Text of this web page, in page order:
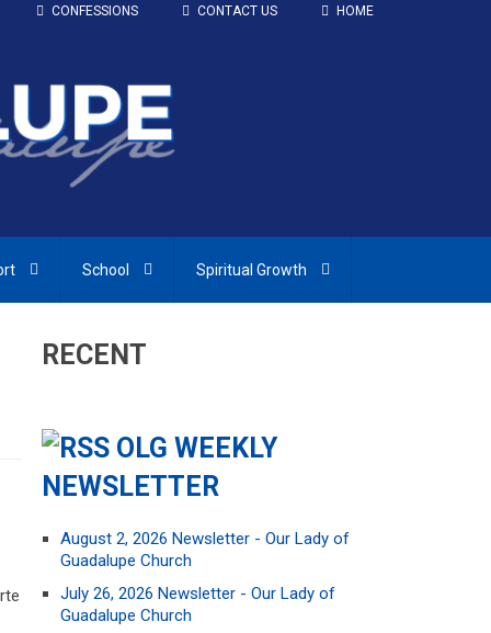
HOME
CONTACT US
CONFESSIONS
School Spiritual Growth
RECENT
OLG WEEKLY
NEWSLETTER
August 2, 2026 Newsletter - Our Lady of
Guadalupe Church
July 26, 2026 Newsletter - Our Lady of
Guadalupe Church